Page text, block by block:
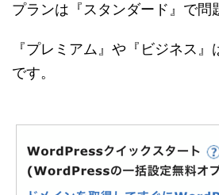
プランは『スタンダード』で問
『プレミアム』や『ビジネス
です。